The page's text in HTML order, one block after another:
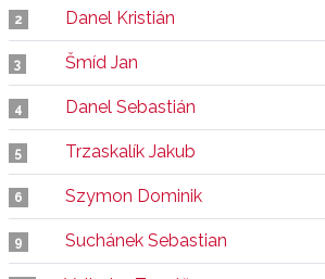
2 Danel Kristián
3 Šmíd Jan
4 Danel Sebastián
5 Trzaskalík Jakub
6 Szymon Dominik
9 Suchánek Sebastian